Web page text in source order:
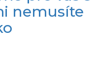
nemusíte